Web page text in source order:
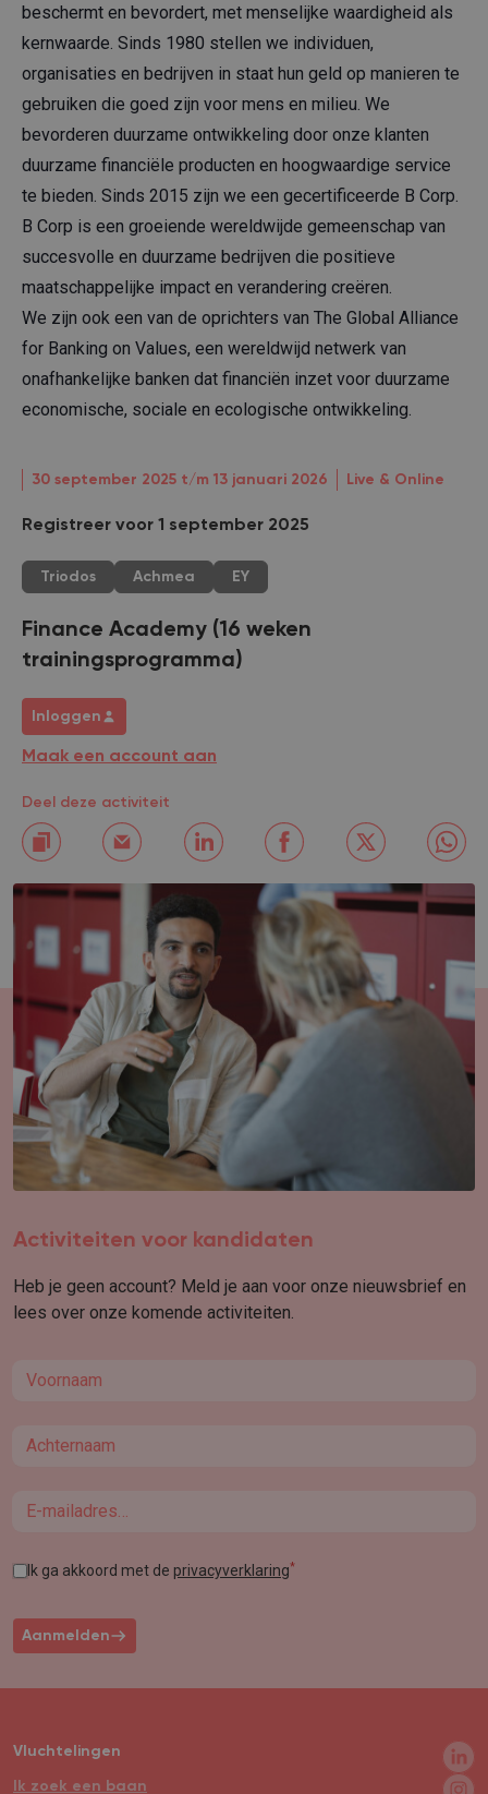
beschermt en bevordert, met menselijke waardigheid als
kernwaarde. Sinds 1980 stellen we individuen,
organisaties en bedrijven in staat hun geld op manieren te
gebruiken die goed zijn voor mens en milieu. We
bevorderen duurzame ontwikkeling door onze klanten
duurzame financiële producten en hoogwaardige service
te bieden. Sinds 2015 zijn we een gecertificeerde B Corp.
B Corp is een groeiende wereldwijde gemeenschap van
succesvolle en duurzame bedrijven die positieve
maatschappelijke impact en verandering creëren.
We zijn ook een van de oprichters van The Global Alliance
for Banking on Values, een wereldwijd netwerk van
onafhankelijke banken dat financiën inzet voor duurzame
economische, sociale en ecologische ontwikkeling.
30 september 2025 t/m 13 januari 2026 Live & Online
Registreer voor 1 september 2025
Triodos Achmea EY
Finance Academy (16 weken
trainingsprogramma)
Inloggen
Maak een account aan
Deel deze activiteit
Activiteiten voor kandidaten
Heb je geen account? Meld je aan voor onze nieuwsbrief en
lees over onze komende activiteiten.
First name
Last name
Email
Ik ga akkoord met de privacyverklaring*
Aanmelden
Vluchtelingen
Ik zoek een baan